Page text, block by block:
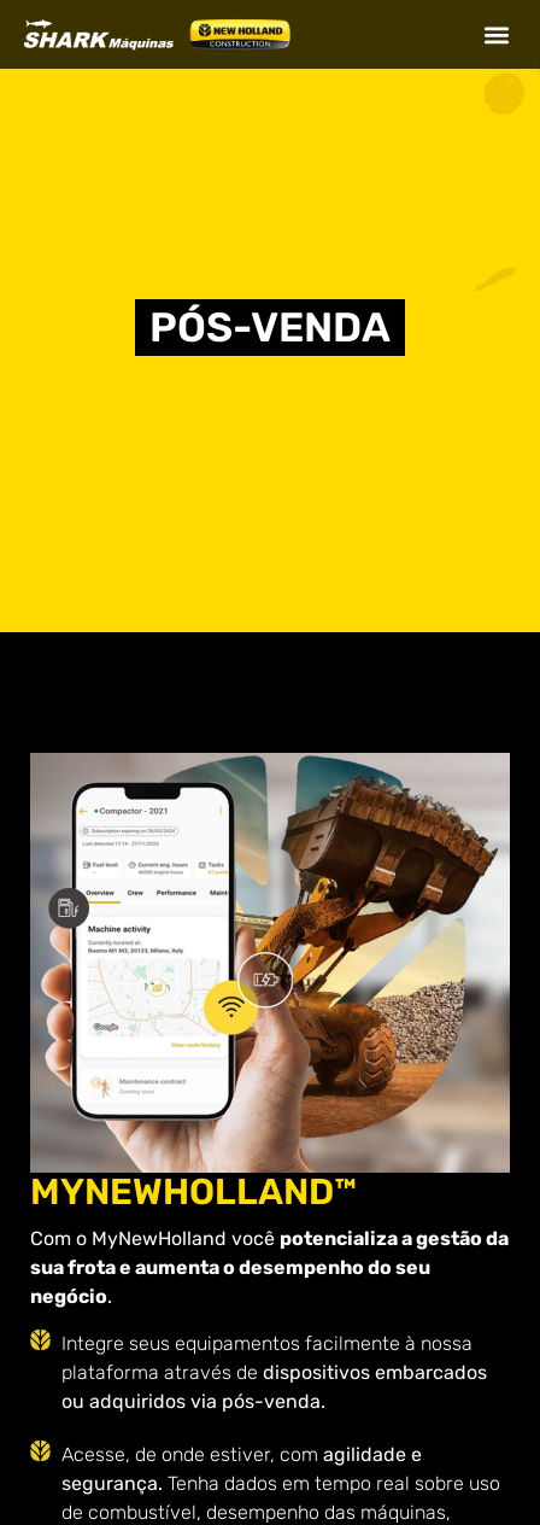
PÓS-VENDA
MYNEWHOLLAND™
Com o MyNewHolland você potencializa a gestão da
sua frota e aumenta o desempenho do seu
negócio.
Integre seus equipamentos facilmente à nossa
plataforma através dedispositivos embarcados
ou adquiridos via pós-venda.
Acesse, de onde estiver, comagilidade e
segurança. Tenha dados em tempo real sobre uso
de combustível, desempenho das máquinas,